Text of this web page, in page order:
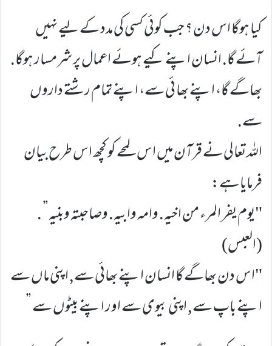
کیا ہوگا اس دن ؟ جب کوئی کسی کی مدد کے لیے نہیں
آئے گا. انسان اپنے کیے ہوئے اعمال پر شرمسار ہوگا.
بھاگے گا، اپنے بھا ئی سے، اپنے تمام رشتے داروں
سے.
اللہ تعالی نے قرآن میں اس لمحے کو کچھ اس طرح بیان
فرمایا ہے:
"يوم يفر المرء من اخيه. وامه وابيه. وصاحبته وبنيه” .
(العبس)
"اس دن بھاگے گا انسان اپنے بھائی سے, اپنی ماں سے
اپنے باپ سے, اپنی بیوی سے اور اپنے بیٹوں سے ”